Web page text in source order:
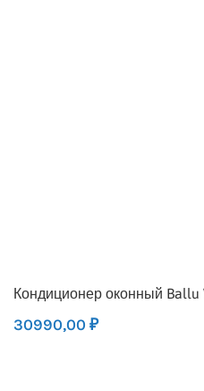
Кондиционер оконный Ballu
30990,00 ₽